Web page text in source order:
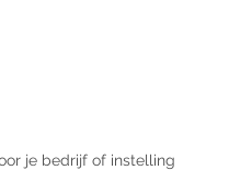
je bedrijf of instelling